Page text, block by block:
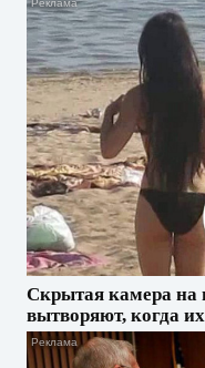
Скрытая камера
вытворяют, когда